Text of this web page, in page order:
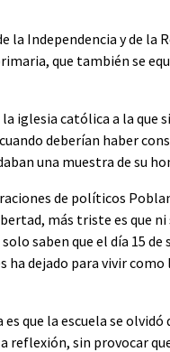
la Independencia y de
que también se
iglesia católica a la que
deberían haber
una muestra de su
de políticos
más triste es que
saben que el día 15
ha dejado para vivir
que la escuela se
reflexión, sin provocar